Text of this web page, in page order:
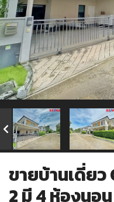
ขายบ้านเดี่ย
2 มี 4 ห้องนอ